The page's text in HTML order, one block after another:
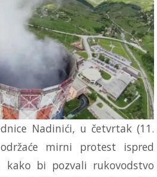
Nadinići, u četvrtak (11.
mirni protest ispred
kako bi pozvali rukovodstvo